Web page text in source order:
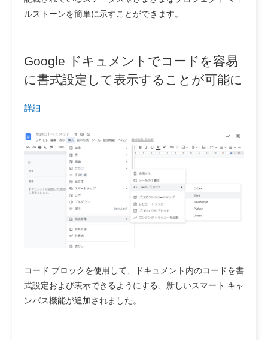
ルストーンを簡単に示すことができます。
Google ドキュメントでコードを容易
に書式設定して表示することが可能に
詳細
コード ブロックを使用して、ドキュメント内のコードを書
式設定および表示できるようにする、新しいスマート キャ
ンバス機能が追加されました。